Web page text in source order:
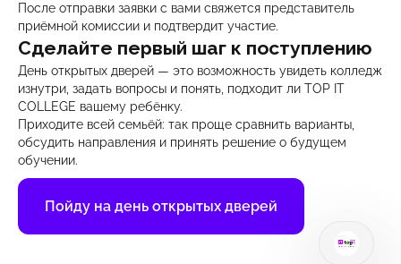
После отправки заявки с вами свяжется представитель
приёмной комиссии и подтвердит участие.
Сделайте первый шаг к поступлению
День открытых дверей — это возможность увидеть колледж
изнутри, задать вопросы и понять, подходит ли TOP IT
COLLEGE вашему ребёнку.
Приходите всей семьёй: так проще сравнить варианты,
обсудить направления и принять решение о будущем
обучении.
Пойду на день открытых дверей